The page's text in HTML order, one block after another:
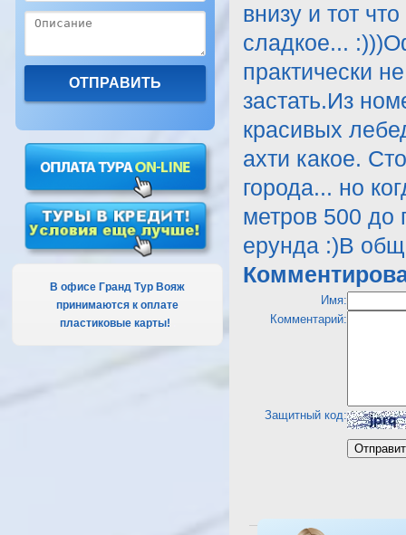
В офисе Гранд Тур Вояж
принимаются к оплате
пластиковые карты!
внизу и тот
сладкое...
практически
застать.Из
красивых
ахти какое.
города... но
метров 500 до
ерунда :)В
Имя:
Комментарий:
Защитный код: